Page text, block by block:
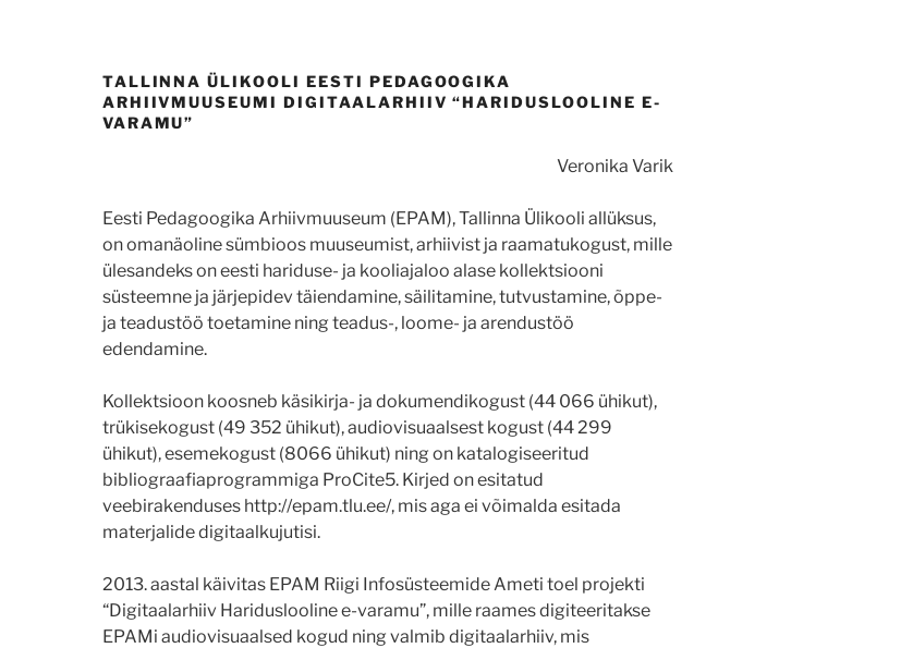
TALLINNA ÜLIKOOLI EESTI PEDAGOOGIKA
ARHIIVMUUSEUMI DIGITAALARHIIV “HARIDUSLOOLINE E-
VARAMU”
Veronika Varik
Eesti Pedagoogika Arhiivmuuseum (EPAM), Tallinna Ülikooli allüksus,
on omanäoline sümbioos muuseumist, arhiivist ja raamatukogust, mille
ülesandeks on eesti hariduse- ja kooliajaloo alase kollektsiooni
süsteemne ja järjepidev täiendamine, säilitamine, tutvustamine, õppe-
ja teadustöö toetamine ning teadus-, loome- ja arendustöö
edendamine.
Kollektsioon koosneb käsikirja- ja dokumendikogust (44 066 ühikut),
trükisekogust (49 352 ühikut), audiovisuaalsest kogust (44 299
ühikut), esemekogust (8066 ühikut) ning on katalogiseeritud
bibliograafiaprogrammiga ProCite5. Kirjed on esitatud
veebirakenduses http://epam.tlu.ee/, mis aga ei võimalda esitada
materjalide digitaalkujutisi.
2013. aastal käivitas EPAM Riigi Infosüsteemide Ameti toel projekti
“Digitaalarhiiv Hariduslooline e-varamu”, mille raames digiteeritakse
EPAMi audiovisuaalsed kogud ning valmib digitaalarhiiv, mis